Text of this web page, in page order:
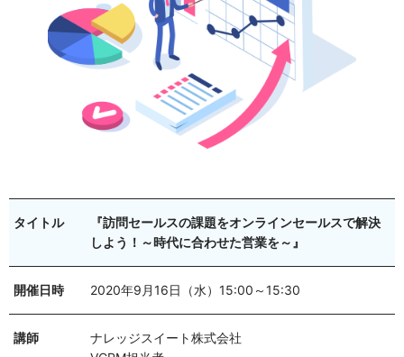
タイトル
『訪問セールスの課題をオンラインセールスで解決
しよう！～時代に合わせた営業を～』
開催日時 2020年9月16日（水）15:00～15:30
講師
ナレッジスイート株式会社